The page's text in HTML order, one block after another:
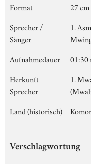
Format
27 cm
Sprecher /
Sänger
1.
Aufnahmedauer
01:30
Herkunft
Sprecher
1.
Land (historisch)
Verschlagwortung